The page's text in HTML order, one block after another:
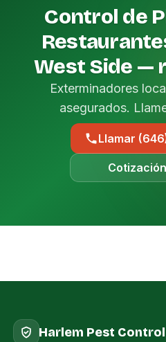
Control de
West Side —
Exterminadores
asegurados.
Llamar
Harlem Pest Control